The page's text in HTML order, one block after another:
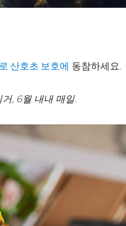
산호초 보호에 동참하세요.
, 6월 내내 매일.